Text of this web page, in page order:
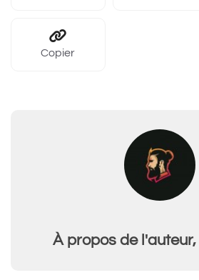
Copier
À propos de l'auteur,